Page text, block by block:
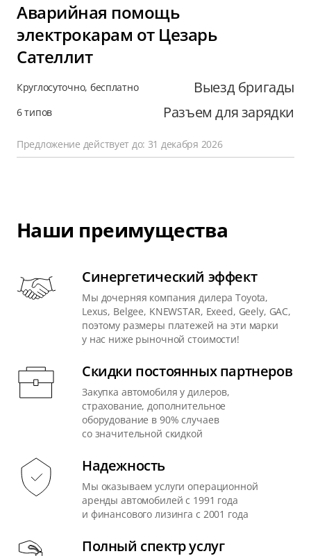
Аварийная помощь
электрокарам от Цезарь
Сателлит
Круглосуточно, бесплатно Выезд бригады
6 типов Разъем для зарядки
Предложение действует до: 31 декабря 2026
Наши преимущества
Синергетический эффект
Мы дочерняя компания дилера Toyota,
Lexus, Belgee, KNEWSTAR, Exeed, Geely, GAC,
поэтому размеры платежей на эти марки
у нас ниже рыночной стоимости!
Скидки постоянных партнеров
Закупка автомобиля у дилеров,
страхование, дополнительное
оборудование в 90% случаев
со значительной скидкой
Надежность
Мы оказываем услуги операционной
аренды автомобилей с 1991 года
и финансового лизинга с 2001 года
Полный спектр услуг